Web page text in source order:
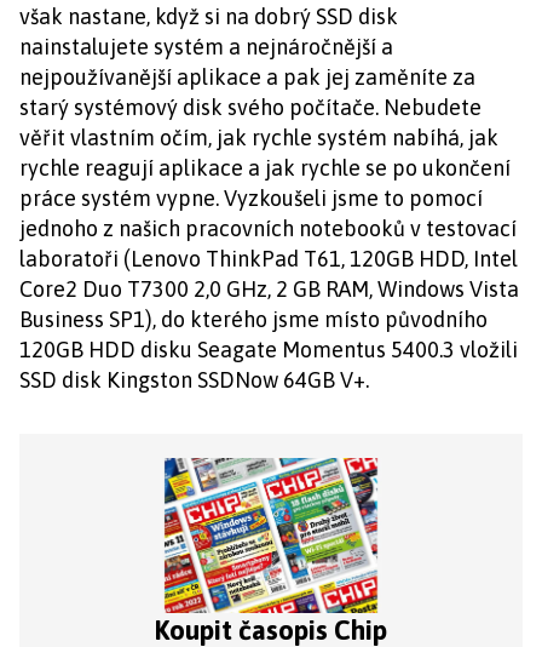
však nastane, když si na dobrý SSD disk
nainstalujete systém a nejnáročnější a
nejpoužívanější aplikace a pak jej zaměníte za
starý systémový disk svého počítače. Nebudete
věřit vlastním očím, jak rychle systém nabíhá, jak
rychle reagují aplikace a jak rychle se po ukončení
práce systém vypne. Vyzkoušeli jsme to pomocí
jednoho z našich pracovních notebooků v testovací
laboratoři (Lenovo ThinkPad T61, 120GB HDD, Intel
Core2 Duo T7300 2,0 GHz, 2 GB RAM, Windows Vista
Business SP1), do kterého jsme místo původního
120GB HDD disku Seagate Momentus 5400.3 vložili
SSD disk Kingston SSDNow 64GB V+.
Koupit časopis Chip